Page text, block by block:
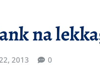
na
2013 0